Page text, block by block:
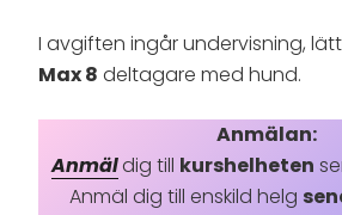
I avgiften ingår undervisning,
Max 8 deltagare med hund.
Anmälan:
Anmäldig till kurshelheten
Anmäl dig till enskild helg